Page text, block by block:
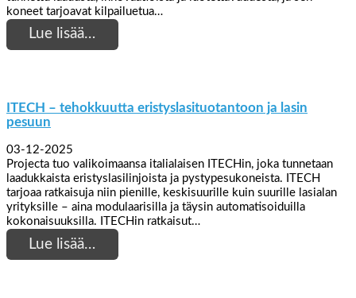
koneet tarjoavat kilpailuetua…
Lue lisää…
ITECH – tehokkuutta eristyslasituotantoon ja lasin
pesuun
03-12-2025
Projecta tuo valikoimaansa italialaisen ITECHin, joka tunnetaan
laadukkaista eristyslasilinjoista ja pystypesukoneista. ITECH
tarjoaa ratkaisuja niin pienille, keskisuurille kuin suurille lasialan
yrityksille – aina modulaarisilla ja täysin automatisoiduilla
kokonaisuuksilla. ITECHin ratkaisut…
Lue lisää…